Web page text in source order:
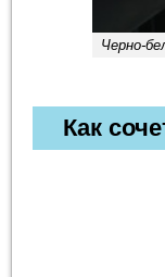
Черно-
Как